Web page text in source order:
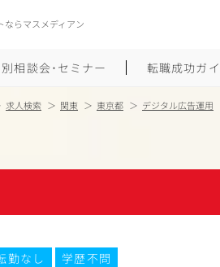
ならマスメディアン
相談会･セミナー 転職成功ガ
のつくり方
経歴書のつくり方
フォリオのつくり方
エグゼク
求人検索 関東 東京都 デジタル広告運用
勤なし 学歴不問